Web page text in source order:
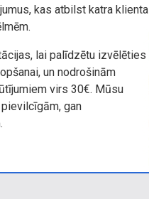
kas atbilst katra klienta
lai palīdzētu izvēlēties
un nodrošinām
virs 30€. Mūsu
gan